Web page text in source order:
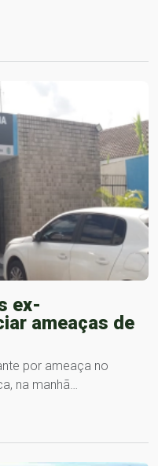
ex-
ameaças de
por ameaça no
na manhã…